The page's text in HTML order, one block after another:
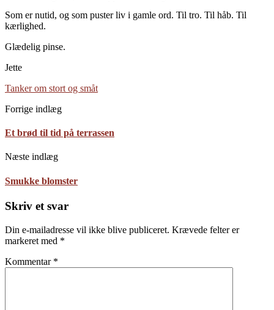
Som er nutid, og som puster liv i gamle ord. Til tro. Til håb. Til
kærlighed.
Glædelig pinse.
Jette
Tanker om stort og småt
Forrige indlæg
Et brød til tid på terrassen
Næste indlæg
Smukke blomster
Skriv et svar
Din e-mailadresse vil ikke blive publiceret. Krævede felter er
markeret med *
Kommentar *